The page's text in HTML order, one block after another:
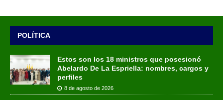
POLÍTICA
Estos son los 18 ministros que posesionó
Abelardo De La Espriella: nombres, cargos y
perfiles
8 de agosto de 2026